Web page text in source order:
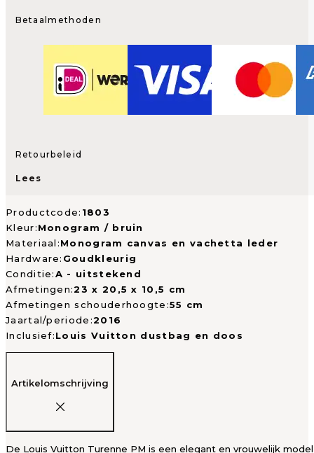
Betaalmethoden
Retourbeleid
Lees
Productcode: 1803
Kleur:Monogram / bruin
Materiaal:Monogram canvas en vachetta leder
Hardware: Goudkleurig
Conditie:A - uitstekend
Afmetingen:23 x 20,5 x 10,5 cm
Afmetingen schouderhoogte:55 cm
Jaartal/periode:2016
Inclusief:Louis Vuitton dustbag en doos
Artikelomschrijving
De Louis Vuitton Turenne PM is een elegant en vrouwelijk